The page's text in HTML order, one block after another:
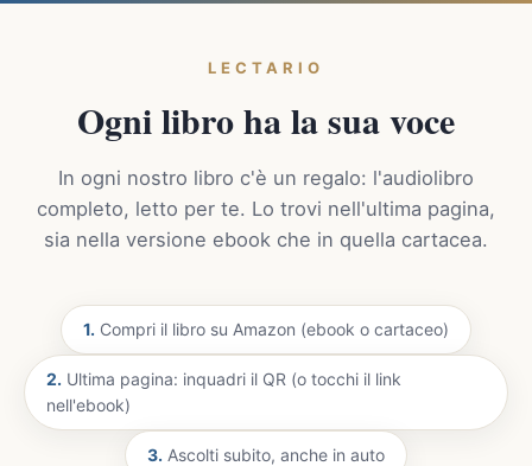
LECTARIO
Ogni libro ha la sua voce
In ogni nostro libro c'è un regalo: l'audiolibro
completo, letto per te. Lo trovi nell'ultima pagina,
sia nella versione ebook che in quella cartacea.
1. Compri il libro su Amazon (ebook o cartaceo)
2. Ultima pagina: inquadri il QR (o tocchi il link
nell'ebook)
3. Ascolti subito, anche in auto